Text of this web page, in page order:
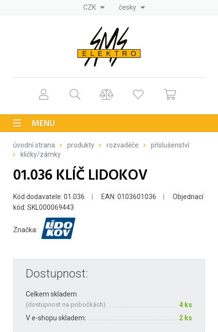
CZK česky
MENU
úvodní strana produkty rozvaděče
příslušenství
kličky/zámky
01.036 KLÍČ LIDOKOV
Kód dodavatele: 01.036 EAN: 0103601036
Objednací
kód: SKL000069443
Značka:
Dostupnost:
Celkem skladem
(dostupnost na pobočkách):
4 ks
V e-shopu skladem:
2 ks